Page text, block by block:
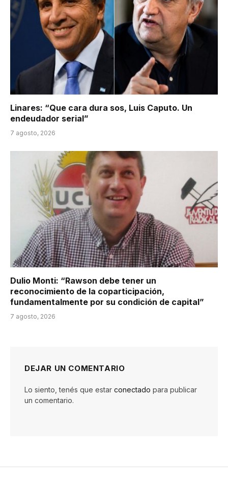
Linares: “Que cara dura sos, Luis Caputo. Un
endeudador serial”
7 agosto, 2026
Dulio Monti: “Rawson debe tener un
reconocimiento de la coparticipación,
fundamentalmente por su condición de capital”
7 agosto, 2026
DEJAR UN COMENTARIO
Lo siento, tenés que estar conectado para publicar
un comentario.